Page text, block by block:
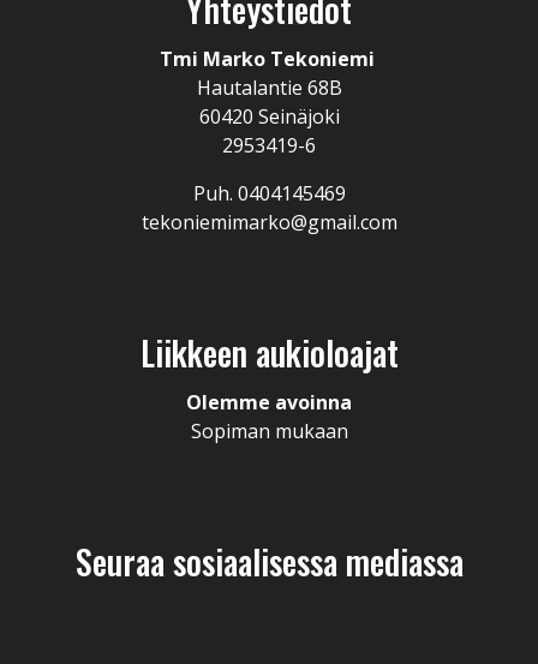
Tmi Marko Tekoniemi
Hautalantie 68B
60420 Seinäjoki
2953419-6
Puh. 0404145469
tekoniemimarko@gmail.com
Liikkeen aukioloajat
Olemme avoinna
Sopiman mukaan
Seuraa sosiaalisessa mediassa